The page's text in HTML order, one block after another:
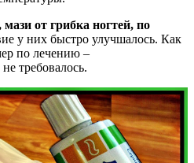
от грибка ногтей, по
у них быстро улучшалось. Как
по лечению –
требовалось.